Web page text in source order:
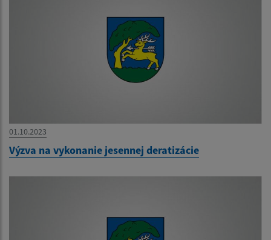
01.10.2023
Výzva na vykonanie jesennej deratizácie